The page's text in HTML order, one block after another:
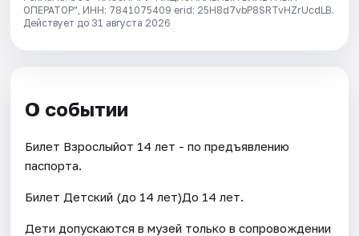
ОПЕРАТОР", ИНН: 7841075409 erid: 25H8d7vbP8SRTvHZrUcdLB.
Действует до 31 августа 2026
О событии
Билет Взрослыйот 14 лет - по предъявлению
паспорта.
Билет Детский (до 14 лет)До 14 лет.
Дети допускаются в музей только в сопровождении